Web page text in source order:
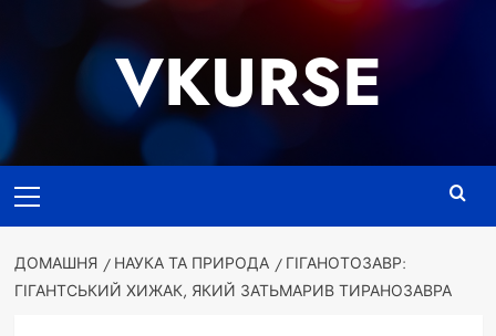
VKURSE
меню
ДОМАШНЯ НАУКА ТА ПРИРОДА
ГІГАНОТОЗАВР:
ГІГАНТСЬКИЙ ХИЖАК, ЯКИЙ ЗАТЬМАРИВ ТИРАНОЗАВРА